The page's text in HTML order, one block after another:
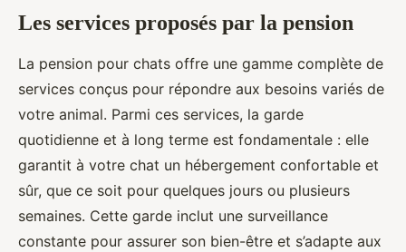
Les services proposés par la pension
La pension pour chats offre une gamme complète de
services conçus pour répondre aux besoins variés de
votre animal. Parmi ces services, la garde
quotidienne et à long terme est fondamentale : elle
garantit à votre chat un hébergement confortable et
sûr, que ce soit pour quelques jours ou plusieurs
semaines. Cette garde inclut une surveillance
constante pour assurer son bien-être et s’adapte aux